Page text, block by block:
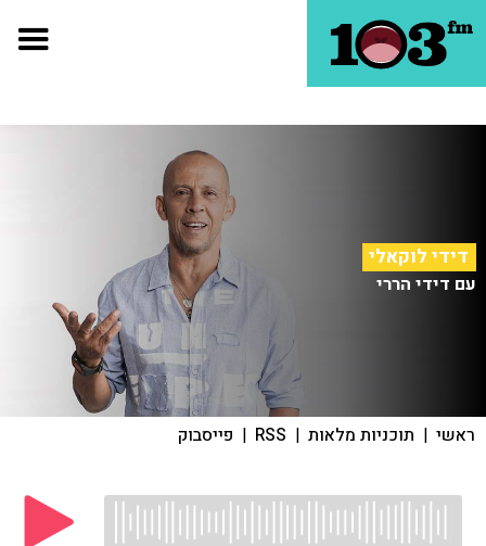
דידי לוקאלי
עם דידי הררי
ראשי | תוכניות מלאות |
RSS
| פייסבוק